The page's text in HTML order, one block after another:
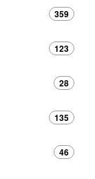
359
123
28
135
46